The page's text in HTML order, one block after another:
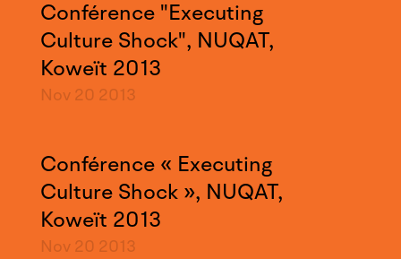
Conférence "Executing
Culture Shock", NUQAT,
Koweït 2013
Nov 20 2013
Conférence « Executing
Culture Shock », NUQAT,
Koweït 2013
Nov 20 2013